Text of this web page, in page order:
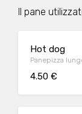
Il pane
Hot dog
Panepizza
4.50 €